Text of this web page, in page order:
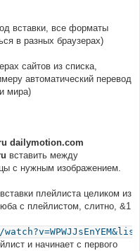
вставки, все форматы
в разных браузерах)
сайтов из списка,
автоматический перевод
мира)
dailymotion.com
вставить между
с нужным изображением.
плейлиста целиком из
с плейлистом, слитно, &1
и начинает с первого